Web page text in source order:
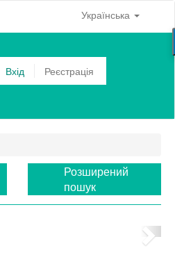
Українська
Вхід Реєстрація
Розширений
пошук